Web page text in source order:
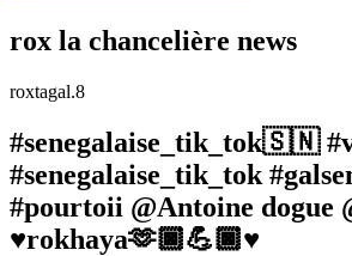
rox la chancelière news
roxtagal.8
#senegalaise_tik_tok🇸🇳
#senegalaise_tik_tok
#pourtoii @Antoine dogue
♥️rokhaya🫶🏿💪🏿♥️